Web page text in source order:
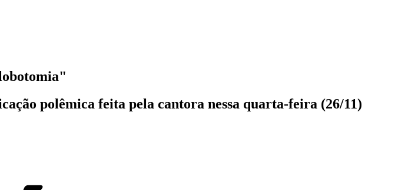
polêmica feita pela cantora nessa quarta-feira (26/11)